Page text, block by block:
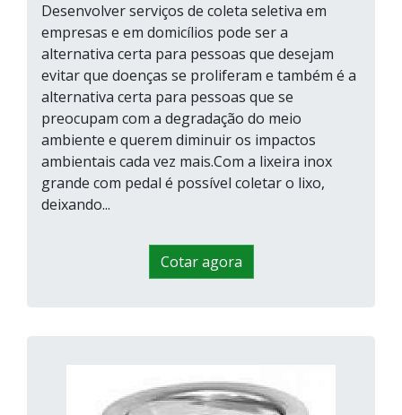
Desenvolver serviços de coleta seletiva em
empresas e em domicílios pode ser a
alternativa certa para pessoas que desejam
evitar que doenças se proliferam e também é a
alternativa certa para pessoas que se
preocupam com a degradação do meio
ambiente e querem diminuir os impactos
ambientais cada vez mais.Com a lixeira inox
grande com pedal é possível coletar o lixo,
deixando...
Cotar agora